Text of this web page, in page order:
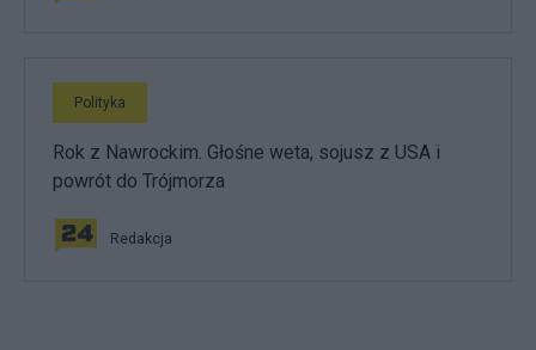
Polityka
Rok z Nawrockim. Głośne weta, sojusz z USA i
powrót do Trójmorza
Redakcja